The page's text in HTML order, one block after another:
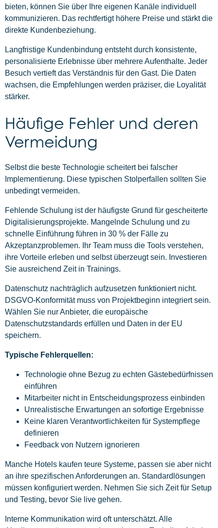
bieten, können Sie über Ihre eigenen Kanäle individuell
kommunizieren. Das rechtfertigt höhere Preise und stärkt die
direkte Kundenbeziehung.
Langfristige Kundenbindung entsteht durch konsistente,
personalisierte Erlebnisse über mehrere Aufenthalte. Jeder
Besuch vertieft das Verständnis für den Gast. Die Daten
wachsen, die Empfehlungen werden präziser, die Loyalität
stärker.
Häufige Fehler und deren
Vermeidung
Selbst die beste Technologie scheitert bei falscher
Implementierung. Diese typischen Stolperfallen sollten Sie
unbedingt vermeiden.
Fehlende Schulung ist der häufigste Grund für gescheiterte
Digitalisierungsprojekte. Mangelnde Schulung und zu
schnelle Einführung führen in 30 % der Fälle zu
Akzeptanzproblemen. Ihr Team muss die Tools verstehen,
ihre Vorteile erleben und selbst überzeugt sein. Investieren
Sie ausreichend Zeit in Trainings.
Datenschutz nachträglich aufzusetzen funktioniert nicht.
DSGVO-Konformität muss von Projektbeginn integriert sein.
Wählen Sie nur Anbieter, die europäische
Datenschutzstandards erfüllen und Daten in der EU
speichern.
Typische Fehlerquellen:
Technologie ohne Bezug zu echten Gästebedürfnissen
einführen
Mitarbeiter nicht in Entscheidungsprozess einbinden
Unrealistische Erwartungen an sofortige Ergebnisse
Keine klaren Verantwortlichkeiten für Systempflege
definieren
Feedback von Nutzern ignorieren
Manche Hotels kaufen teure Systeme, passen sie aber nicht
an ihre spezifischen Anforderungen an. Standardlösungen
müssen konfiguriert werden. Nehmen Sie sich Zeit für Setup
und Testing, bevor Sie live gehen.
Interne Kommunikation wird oft unterschätzt. Alle